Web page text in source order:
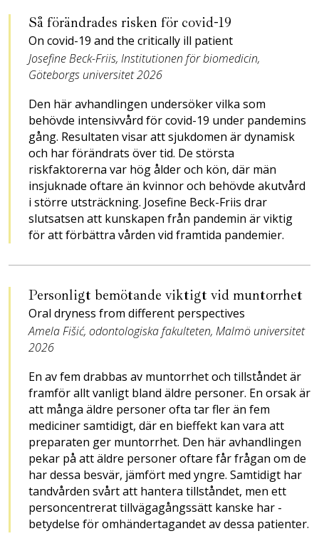
Så förändrades risken för covid-19
On covid-19 and the critically ill patient
Josefine Beck-Friis, Institutionen för biomedicin,
Göteborgs universitet 2026
Den här avhandlingen under­söker vilka som
behövde intensivvård för covid-19 under pan­demins
gång. Resultaten visar att sjukdomen är dynamisk
och har förändrats över tid. De största
riskfaktorerna var hög ålder och kön, där män
insjuknade oftare än kvinnor och behövde akutvård
i större utsträckning. Josefine Beck-Friis drar
slutsatsen att kunskapen från pandemin är viktig
för att förbättra vården vid framtida pandemier.
Personligt bemötande viktigt vid muntorrhet
Oral dryness from different perspectives
Amela Fišić, odontologiska fakulteten, Malmö universitet
2026
En av fem drabbas av mun­torrhet och tillståndet är
fram­för allt vanligt bland äldre per­soner. En orsak är
att många äldre personer ofta tar fler än fem
mediciner samtidigt, där en bieffekt kan vara att
preparaten ger muntorrhet. Den här avhandlingen
pekar på att äldre personer oftare får frågan om de
har dessa besvär, jämfört med yngre. Samtidigt har
tand­vården svårt att hantera tillståndet, men ett
personcentrerat til­lvägagångssätt kanske har ­
betydelse för omhänder­ta­gandet av dessa patienter.